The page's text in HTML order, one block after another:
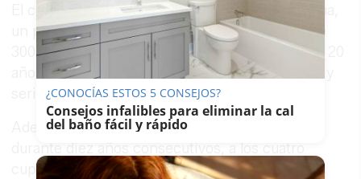
El cupón de la ONCE ofrece, los fines de semana,
un premio principal a las cinco cifras y serie de
300.000 euros, más 5.000 euros al mes durante 20
años consecutivos a un solo cupón del número y
serie premiados en la primera extracción.
Además, ofrece premios de 2.000 euros al mes
durante diez años consecutivos, a los cuatro
cupones de los números y serie premiados en
¿CONOCÍAS ESTOS 5 CONSEJOS?
Consejos infalibles para eliminar la cal
del baño fácil y rápido